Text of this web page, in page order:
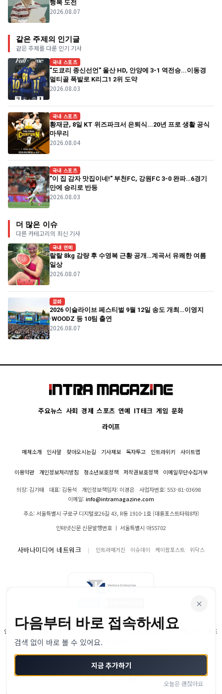
행복 도전
2026.08.07
같은 주제의 인기글
같은 주제를 다룬 인기 기사
국내 스포츠
"도쿄리 종신선언" 울산 HD, 안양에 3-1 역전승...이동경
멀티골 폭발로 K리그1 2위 도약
2026.08.03
국내 스포츠
황재균, 8일 KT 위즈파크서 은퇴식...20년 프로 생활 공식
마무리
2026.08.04
국내 스포츠
"이 집 감자 맛집이네!" 부천FC, 강원FC 3-0 완파…6경기
만에 승리로 반등
2026.08.03
더 많은 이슈
다른 카테고리의 최신 기사
국내 연예
랄랄 8kg 감량 후 수영복 근황 공개…계곡서 유쾌한 여름
일상
2026.08.07
문화
2026 이슬라이브 페스티벌 9월 12일 송도 개최…이영지
·WOODZ 등 10팀 출연
2026.08.07
주요뉴스 사회 경제 스포츠 연예 IT테크 게임 문화
라이프
매체소개 인사말 찾아오시는길 기사제보 독자투고 인트라위키 사이트맵
이용약관 개인정보처리방침 청소년보호정책 저작권보호정책 이메일무단수집거부
의장: 김기태 대표: 김동석 개인정보책임자: 이경은
사업자번호: 553-81-03698
이메일:info@intramagazine.com
주소: 서울특별시 구로구 디지털로26길 43, R동 1910-1호 (대륭포스트타워8차)
인터넷신문 신문발행번호 ㅣ 서울특별시 아55702
사바나미디어 네트워크 인트라매거진 이슈데이 케이팝포스트 위닥스
인트라매거진의 모든 콘텐츠(기사)는 저작권법의 보호를 받으며, 무단 전재, 복사, 배포
등을 금합니다.
© 2024–2026 인트라매거진. All Rights Reserved
×
다음부터 바로 접속하세요
검색 없이 바로 볼 수 있어요.
지금 추가하기
오늘은 괜찮아요